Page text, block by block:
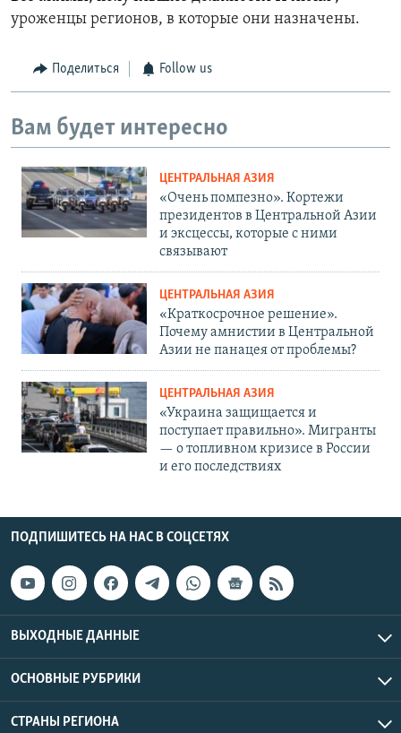
уроженцы регионов, в которые они назначены.
Поделиться Follow us
Вам будет интересно
ЦЕНТРАЛЬНАЯ АЗИЯ
«Очень помпезно». Кортежи
президентов в Центральной Азии
и эксцессы, которые с ними
связывают
ЦЕНТРАЛЬНАЯ АЗИЯ
«Краткосрочное решение».
Почему амнистии в Центральной
Азии не панацея от проблемы?
ЦЕНТРАЛЬНАЯ АЗИЯ
«Украина защищается и
поступает правильно». Мигранты
— о топливном кризисе в России
и его последствиях
ПОДПИШИТЕСЬ НА НАС В СОЦСЕТЯХ
ВЫХОДНЫЕ ДАННЫЕ
ОСНОВНЫЕ РУБРИКИ
СТРАНЫ РЕГИОНА